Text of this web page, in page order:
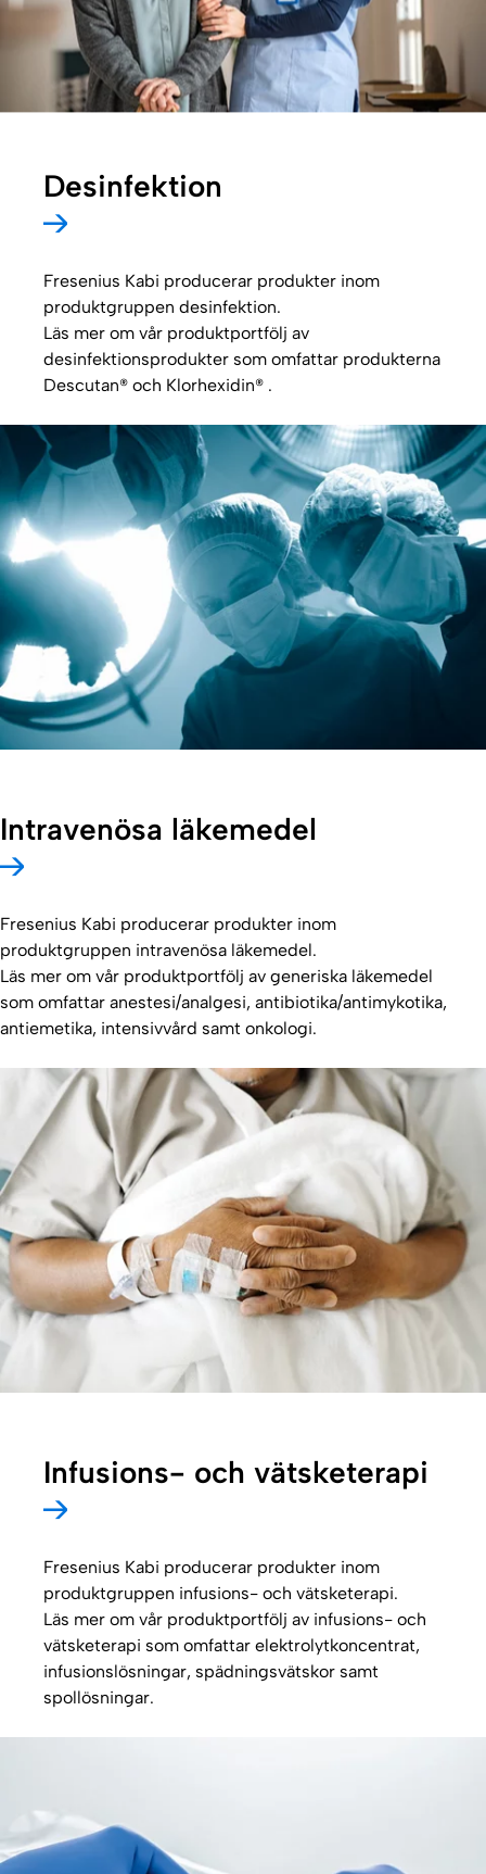
Desinfektion
Fresenius Kabi producerar produkter inom
produktgruppen desinfektion.
Läs mer om vår produktportfölj av
desinfektionsprodukter som omfattar produkterna
Descutan® och Klorhexidin® .
Intravenösa läkemedel
Fresenius Kabi producerar produkter inom
produktgruppen intravenösa läkemedel.
Läs mer om vår produktportfölj av generiska läkemedel
som omfattar anestesi/analgesi, antibiotika/antimykotika,
antiemetika, intensivvård samt onkologi.
Infusions- och vätsketerapi
Fresenius Kabi producerar produkter inom
produktgruppen infusions- och vätsketerapi.
Läs mer om vår produktportfölj av infusions- och
vätsketerapi som omfattar elektrolytkoncentrat,
infusionslösningar, spädningsvätskor samt
spollösningar.